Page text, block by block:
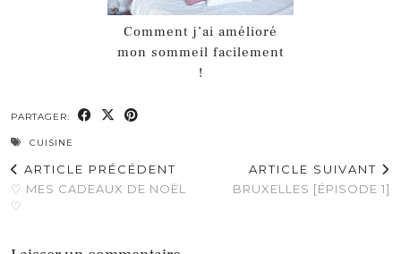
Comment j’ai amélioré
mon sommeil facilement
!
PARTAGER:
CUISINE
ARTICLE PRÉCÉDENT
♡ MES CADEAUX DE NOËL
♡
ARTICLE SUIVANT
BRUXELLES [ÉPISODE 1]